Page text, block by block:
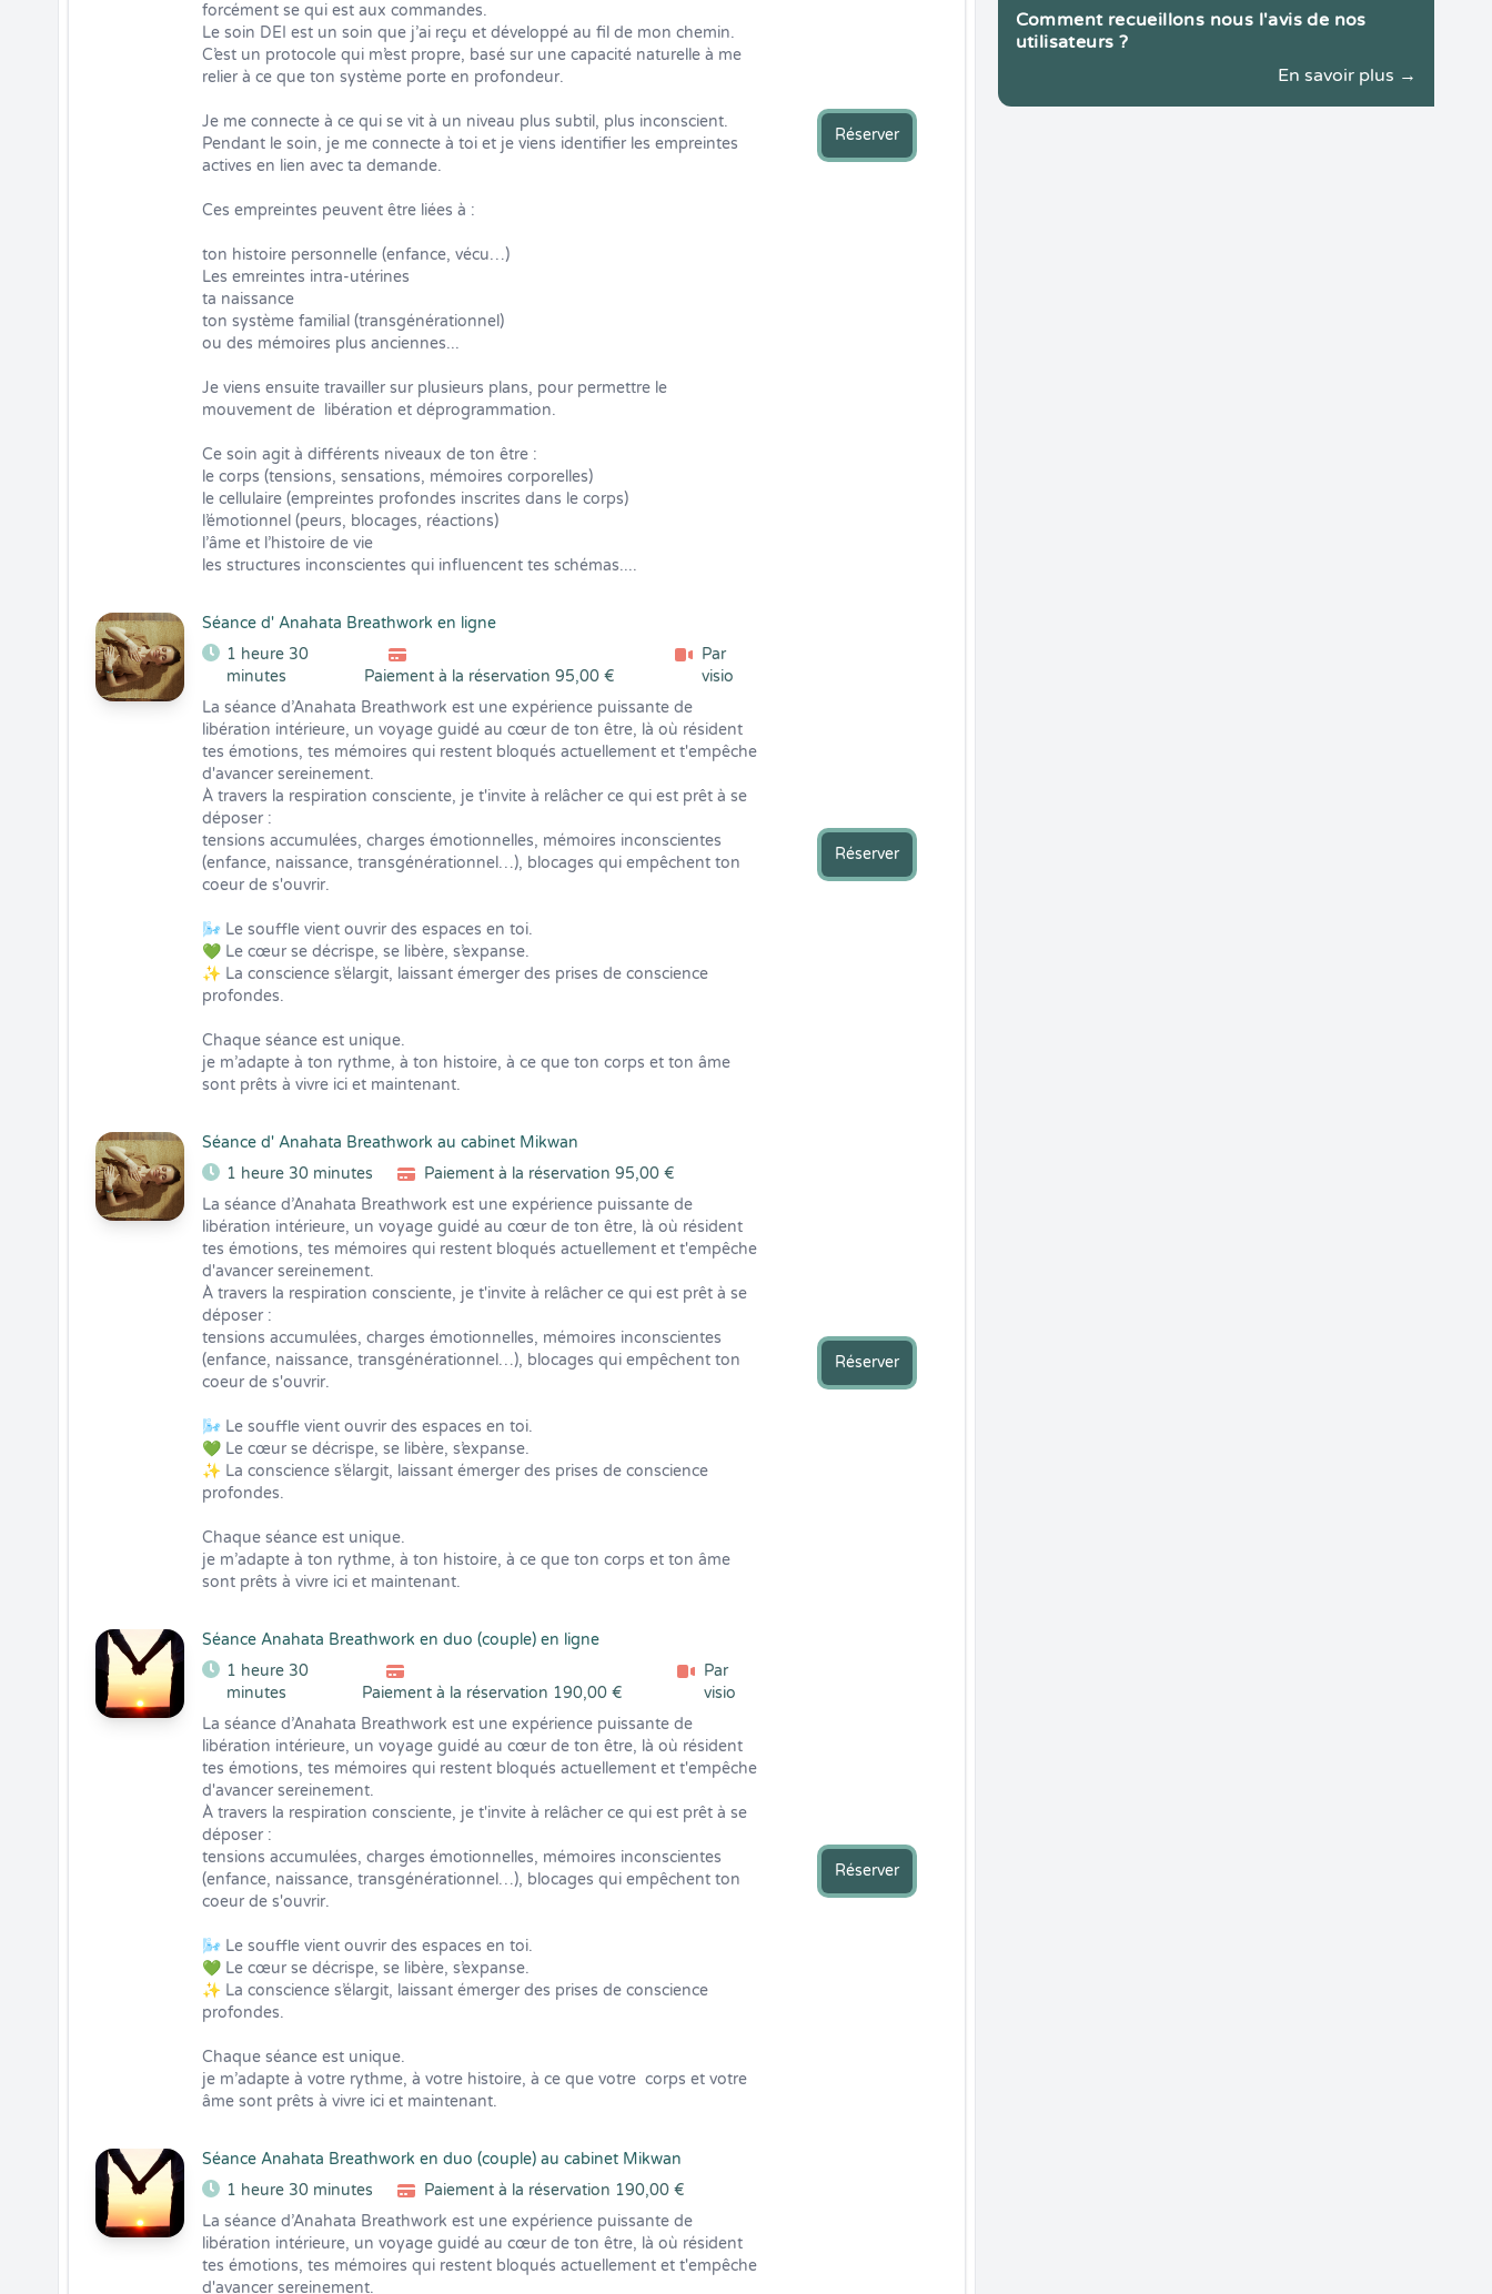
forcément se qui est aux commandes.
Le soin DEI est un soin que j’ai reçu et développé au fil de mon chemin.
C’est un protocole qui m’est propre, basé sur une capacité naturelle à me
relier à ce que ton système porte en profondeur.
Je me connecte à ce qui se vit à un niveau plus subtil, plus inconscient.
Pendant le soin, je me connecte à toi et je viens identifier les empreintes
actives en lien avec ta demande.
Ces empreintes peuvent être liées à :
ton histoire personnelle (enfance, vécu…)
Les emreintes intra-utérines
ta naissance
ton système familial (transgénérationnel)
ou des mémoires plus anciennes...
Je viens ensuite travailler sur plusieurs plans, pour permettre le
mouvement de  libération et déprogrammation.
Ce soin agit à différents niveaux de ton être :
le corps (tensions, sensations, mémoires corporelles)
le cellulaire (empreintes profondes inscrites dans le corps)
l’émotionnel (peurs, blocages, réactions)
l’âme et l’histoire de vie
les structures inconscientes qui influencent tes schémas....
Réserver
Séance d' Anahata Breathwork en ligne
1 heure 30
minutes
Paiement à la réservation 95,00 €
Par
visio
La séance d’Anahata Breathwork est une expérience puissante de
libération intérieure, un voyage guidé au cœur de ton être, là où résident
tes émotions, tes mémoires qui restent bloqués actuellement et t'empêche
d'avancer sereinement.
À travers la respiration consciente, je t'invite à relâcher ce qui est prêt à se
déposer :
tensions accumulées, charges émotionnelles, mémoires inconscientes
(enfance, naissance, transgénérationnel…), blocages qui empêchent ton
coeur de s'ouvrir.
🌬️ Le souffle vient ouvrir des espaces en toi.
💚 Le cœur se décrispe, se libère, s’expanse.
✨ La conscience s’élargit, laissant émerger des prises de conscience
profondes.
Chaque séance est unique.
je m’adapte à ton rythme, à ton histoire, à ce que ton corps et ton âme
sont prêts à vivre ici et maintenant.
Réserver
Séance d' Anahata Breathwork au cabinet Mikwan
1 heure 30 minutes
Paiement à la réservation 95,00 €
La séance d’Anahata Breathwork est une expérience puissante de
libération intérieure, un voyage guidé au cœur de ton être, là où résident
tes émotions, tes mémoires qui restent bloqués actuellement et t'empêche
d'avancer sereinement.
À travers la respiration consciente, je t'invite à relâcher ce qui est prêt à se
déposer :
tensions accumulées, charges émotionnelles, mémoires inconscientes
(enfance, naissance, transgénérationnel…), blocages qui empêchent ton
coeur de s'ouvrir.
🌬️ Le souffle vient ouvrir des espaces en toi.
💚 Le cœur se décrispe, se libère, s’expanse.
✨ La conscience s’élargit, laissant émerger des prises de conscience
profondes.
Chaque séance est unique.
je m’adapte à ton rythme, à ton histoire, à ce que ton corps et ton âme
sont prêts à vivre ici et maintenant.
Réserver
Séance Anahata Breathwork en duo (couple) en ligne
1 heure 30
minutes
Paiement à la réservation 190,00 €
Par
visio
La séance d’Anahata Breathwork est une expérience puissante de
libération intérieure, un voyage guidé au cœur de ton être, là où résident
tes émotions, tes mémoires qui restent bloqués actuellement et t'empêche
d'avancer sereinement.
À travers la respiration consciente, je t'invite à relâcher ce qui est prêt à se
déposer :
tensions accumulées, charges émotionnelles, mémoires inconscientes
(enfance, naissance, transgénérationnel…), blocages qui empêchent ton
coeur de s'ouvrir.
🌬️ Le souffle vient ouvrir des espaces en toi.
💚 Le cœur se décrispe, se libère, s’expanse.
✨ La conscience s’élargit, laissant émerger des prises de conscience
profondes.
Chaque séance est unique.
je m’adapte à votre rythme, à votre histoire, à ce que votre  corps et votre
âme sont prêts à vivre ici et maintenant.
Réserver
Séance Anahata Breathwork en duo (couple) au cabinet Mikwan
1 heure 30 minutes
Paiement à la réservation 190,00 €
La séance d’Anahata Breathwork est une expérience puissante de
libération intérieure, un voyage guidé au cœur de ton être, là où résident
tes émotions, tes mémoires qui restent bloqués actuellement et t'empêche
d'avancer sereinement.
Comment recueillons nous l'avis de nos
utilisateurs ?
En savoir plus →